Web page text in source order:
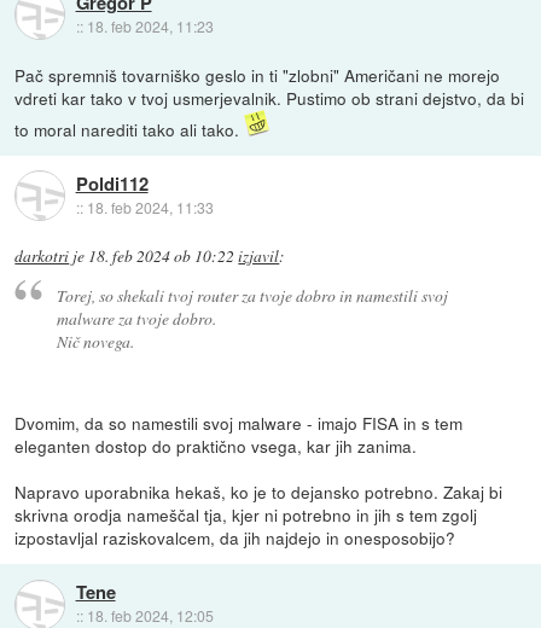
:: 18. feb 2024, 11:23
Pač spremniš tovarniško geslo in ti "zlobni" Američani ne morejo
vdreti kar tako v tvoj usmerjevalnik. Pustimo ob strani dejstvo, da bi
to moral narediti tako ali tako.
Poldi112
:: 18. feb 2024, 11:33
darkotri je 18. feb 2024 ob 10:22 izjavil:
Torej, so shekali tvoj router za tvoje dobro in namestili svoj
malware za tvoje dobro.
Nič novega.
Dvomim, da so namestili svoj malware - imajo FISA in s tem
eleganten dostop do praktično vsega, kar jih zanima.
Napravo uporabnika hekaš, ko je to dejansko potrebno. Zakaj bi
skrivna orodja nameščal tja, kjer ni potrebno in jih s tem zgolj
izpostavljal raziskovalcem, da jih najdejo in onesposobijo?
Tene
:: 18. feb 2024, 12:05